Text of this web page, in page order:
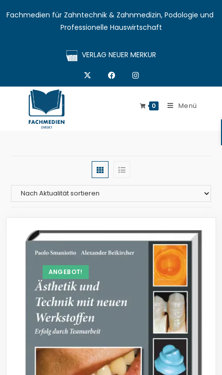
Fachmedien für Zahntechnik & Zahnmedizin, Podologie und
Professionelle Hauswirtschaft
VERLAG NEUER MERKUR
0 Menü
ANGEBOT!